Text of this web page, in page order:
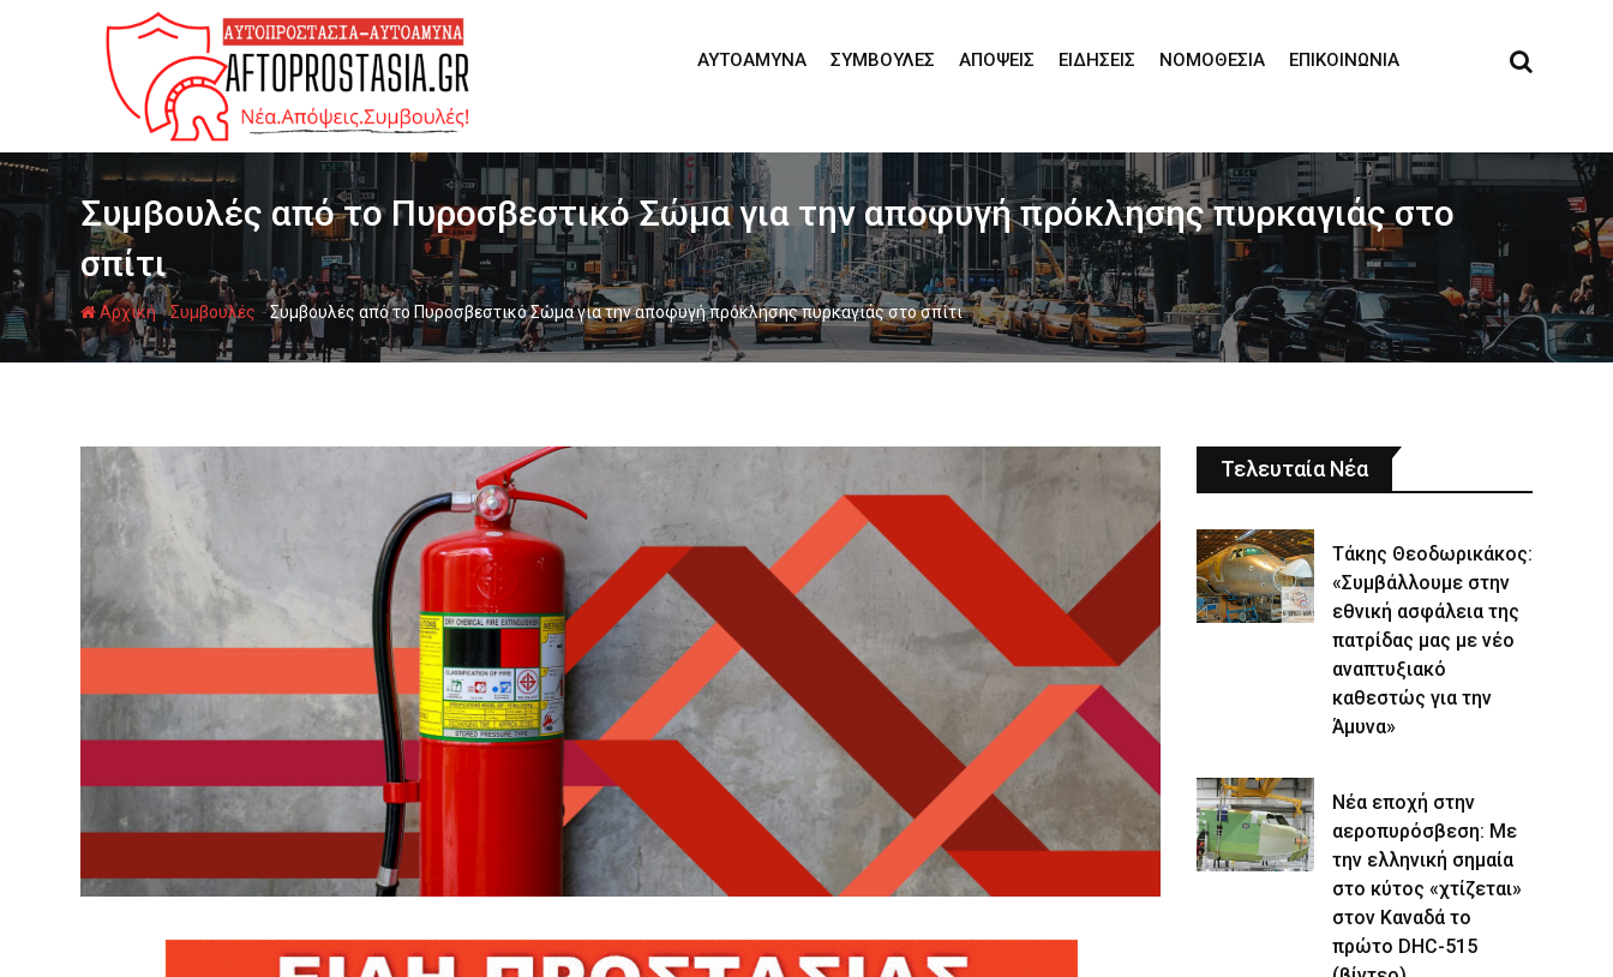
ΑΥΤΟΆΜΥΝΑ
ΣΥΜΒΟΥΛΈΣ ΑΠΌΨΕΙΣ ΕΙΔΉΣΕΙΣ ΝΟΜΟΘΕΣΊΑ ΕΠΙΚΟΙΝΩΝΊΑ
Συμβουλές από το Πυροσβεστικό Σώμα για την αποφυγή πρόκλησης πυρκαγιάς στο
σπίτι
Αρχική-Συμβουλές -Συμβουλές από το Πυροσβεστικό Σώμα για την αποφυγή πρόκλησης πυρκαγιάς στο σπίτι
Τελευταία Νέα
Τάκης Θεοδωρικάκος:
«Συμβάλλουμε στην
εθνική ασφάλεια της
πατρίδας μας με νέο
αναπτυξιακό
καθεστώς για την
Άμυνα»
Νέα εποχή στην
αεροπυρόσβεση: Με
την ελληνική σημαία
στο κύτος «χτίζεται»
στον Καναδά το
πρώτο DHC-515